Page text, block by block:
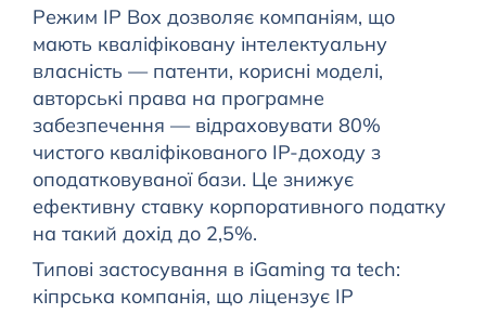
Режим IP Box дозволяє компаніям, що
мають кваліфіковану інтелектуальну
власність — патенти, корисні моделі,
авторські права на програмне
забезпечення — відраховувати 80%
чистого кваліфікованого IP-доходу з
оподатковуваної бази. Це знижує
ефективну ставку корпоративного податку
на такий дохід до 2,5%.
Типові застосування в iGaming та tech:
кіпрська компанія, що ліцензує IP